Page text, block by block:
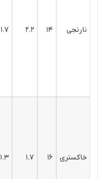
نارنجی ۱۴ ۲.۲ ۱.۷
خاکستری ۱۶ ۱.۷ ۱.۳